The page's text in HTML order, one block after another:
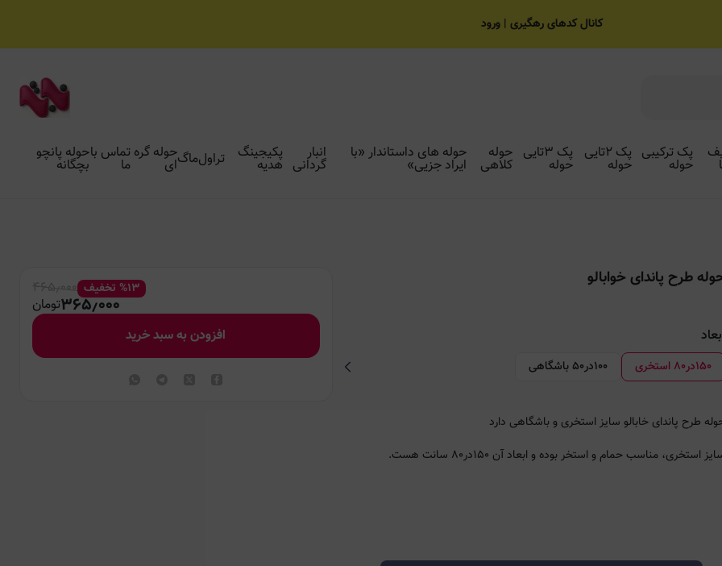
کانال کدهای رهگیری | ورود
پک ترکیبی
حوله
پک ۲تایی
حوله
پک ۳تایی
حوله
حوله
کلاهی
حوله های داستاندار «با
ایراد جزیی»
انبار
گردانی
پکیجینگ
هدیه تراول‌ماگحوله گره
ای
تماس با
ما
حوله پانچو
بچگانه
طرح پاندای خوابالو
۱۵۰در۸۰ استخری ۱۰۰در۵۰ باشگاهی
طرح پاندای خابالو سایز استخری و باشگاهی دارد
استخری، مناسب حمام و استخر بوده و ابعاد آن ۱۵۰در۸۰ سانت هست.
%۱۳ تخفیف
۳۶۵٫۰۰۰تومان
افزودن به سبد خرید